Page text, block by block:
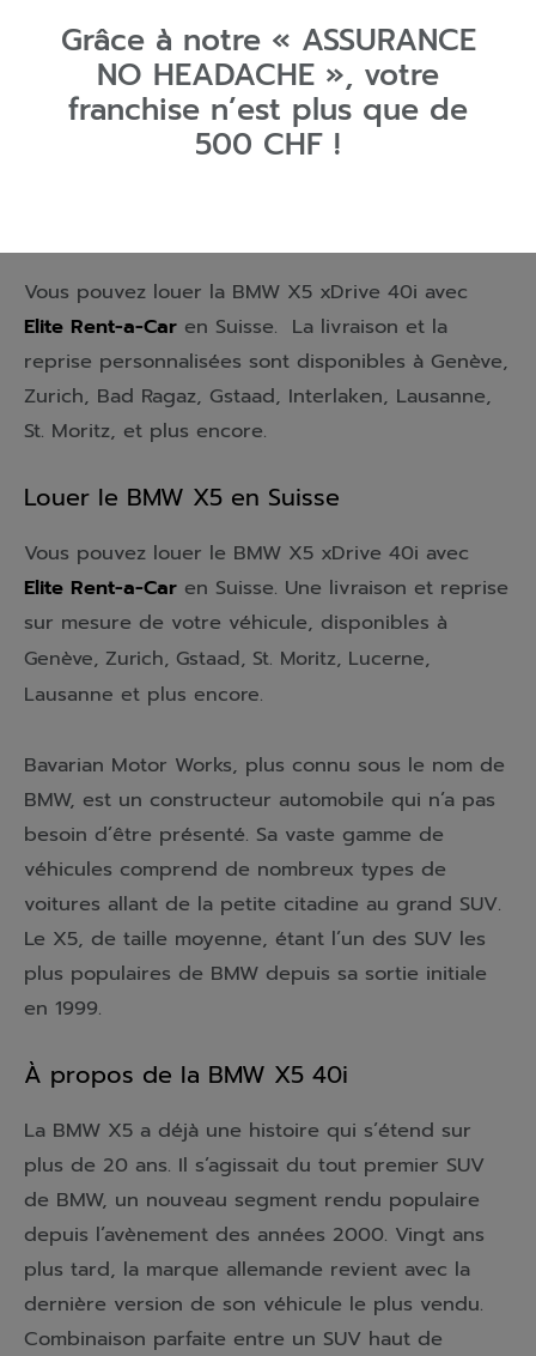
Vous pouvez louer la BMW X5 xDrive 40i avec
Elite Rent-a-Car en Suisse. La livraison et la
reprise personnalisées sont disponibles à Genève,
Zurich, Bad Ragaz, Gstaad, Interlaken, Lausanne,
St. Moritz, et plus encore.
Louer le BMW X5 en Suisse
Vous pouvez louer le BMW X5 xDrive 40i avec
Elite Rent-a-Car en Suisse. Une livraison et reprise
sur mesure de votre véhicule, disponibles à
Genève, Zurich, Gstaad, St. Moritz, Lucerne,
Lausanne et plus encore.
Bavarian Motor Works, plus connu sous le nom de
BMW, est un constructeur automobile qui n’a pas
besoin d’être présenté. Sa vaste gamme de
véhicules comprend de nombreux types de
voitures allant de la petite citadine au grand SUV.
Le X5, de taille moyenne, étant l’un des SUV les
plus populaires de BMW depuis sa sortie initiale
en 1999.
À propos de la BMW X5 40i
La BMW X5 a déjà une histoire qui s’étend sur
plus de 20 ans. Il s’agissait du tout premier SUV
de BMW, un nouveau segment rendu populaire
depuis l’avènement des années 2000. Vingt ans
plus tard, la marque allemande revient avec la
dernière version de son véhicule le plus vendu.
Combinaison parfaite entre un SUV haut de
Grâce à notre « ASSURANCE
NO HEADACHE », votre
franchise n’est plus que de
500 CHF !